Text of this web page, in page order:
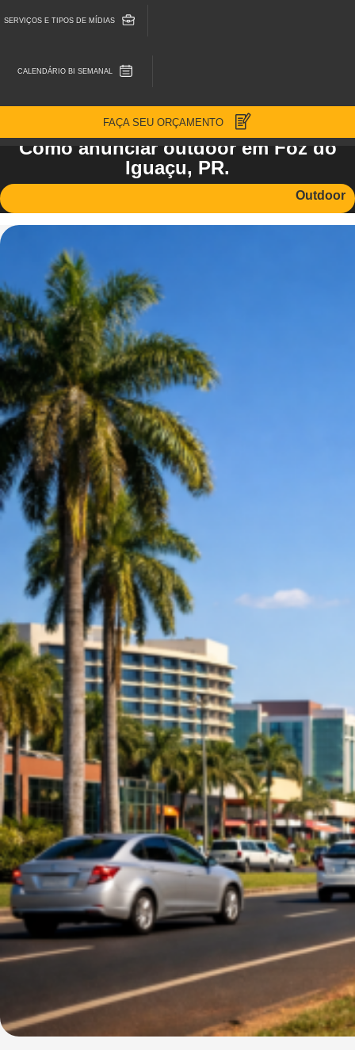
SERVIÇOS E TIPOS DE MÍDIAS
CALENDÁRIO BI SEMANAL
FAÇA SEU ORÇAMENTO
Como anunciar outdoor em Foz do
Iguaçu, PR.
Outdoor